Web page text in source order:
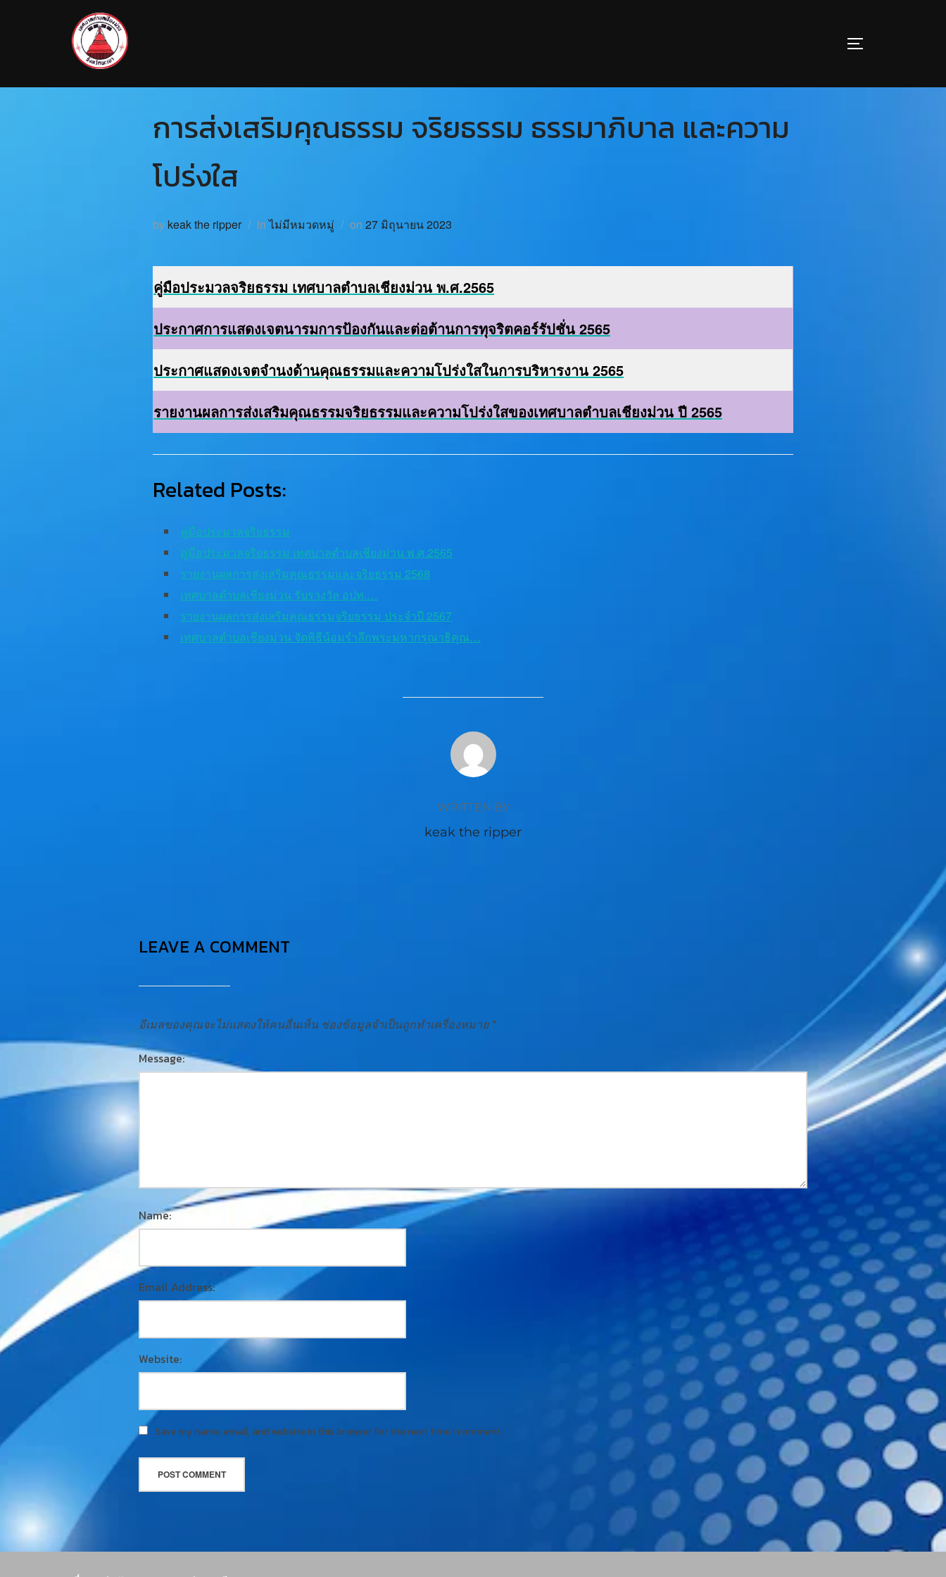
การส่งเสริมคุณธรรม จริยธรรม ธรรมาภิบาล และความ
โปร่งใส
by keak the ripper inไม่มีหมวดหมู่ on 27 มิถุนายน 2023
คู่มือประมวลจริยธรรม เทศบาลตำบลเชียงม่วน พ.ศ.2565
ประกาศการแสดงเจตนารมการป้องกันและต่อต้านการทุจริตคอร์รัปชั่น 2565
ประกาศแสดงเจตจำนงด้านคุณธรรมและความโปร่งใสในการบริหารงาน 2565
รายงานผลการส่งเสริมคุณธรรมจริยธรรมและความโปร่งใสของเทศบาลตำบลเชียงม่วน ปี 2565
Related Posts:
คู่มือประมวลจริยธรรม
คู่มือประมวลจริยธรรม เทศบาลตำบลเชียงม่วน พ.ศ.2565
รายงานผลการส่งเสริมคุณธรรมและจริยธรรม 2568
เทศบาลตำบลเชียงม่วน รับรางวัล อปท.…
รายงานผลการส่งเสริมคุณธรรมจริยธรรม ประจำปี 2567
เทศบาลตำบลเชียงม่วน จัดพิธีน้อมรำลึกพระมหากรุณาธิคุณ…
POST AUTHOR
WRITTEN BY
keak the ripper
LEAVE A COMMENT
อีเมลของคุณจะไม่แสดงให้คนอื่นเห็น ช่องข้อมูลจำเป็นถูกทำเครื่องหมาย *
Message:
Name:
Email Address:
Website:
Save my name, email, and website in this browser for the next time I comment.